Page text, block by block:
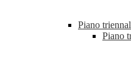
Piano
Piano